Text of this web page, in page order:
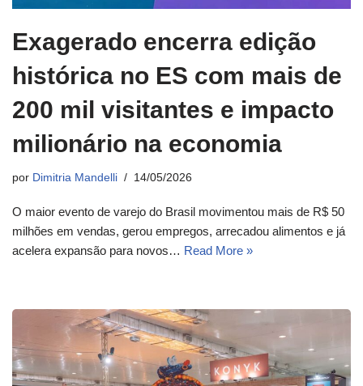
Exagerado encerra edição
histórica no ES com mais de
200 mil visitantes e impacto
milionário na economia
por Dimitria Mandelli 14/05/2026
O maior evento de varejo do Brasil movimentou mais de R$ 50
milhões em vendas, gerou empregos, arrecadou alimentos e já
acelera expansão para novos… Read More »